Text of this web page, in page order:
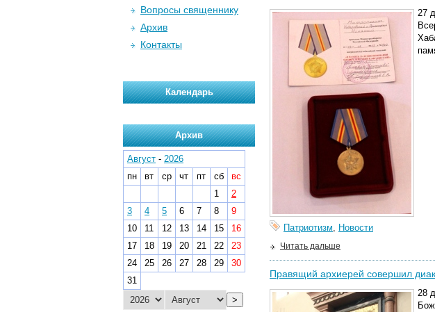
27
Патриотизм, Новости
Читать дальше
Правящий архиерей совершил
28
Вопросы священнику
Архив
Контакты
Календарь
Архив
Август - 2026
пн
вт ср чт пт сб
вс
1
2
3
4 5 6 7 8
9
10
11 12 13 14 15
16
17
18 19 20 21 22
23
24
25 26 27 28 29
30
31
>